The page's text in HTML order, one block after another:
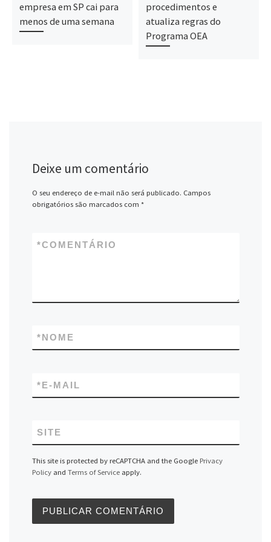
empresa em SP cai para
menos de uma semana
procedimentos e
atualiza regras do
Programa OEA
Deixe um comentário
O seu endereço de e-mail não será publicado. Campos
obrigatórios são marcados com *
COMENTÁRIO
*
NOME
*
E-MAIL
*
SITE
This site is protected by reCAPTCHA and the Google Privacy
Policyand Terms of Serviceapply.